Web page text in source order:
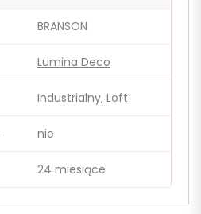
BRANSON
Lumina Deco
Industrialny, Loft
nie
24 miesiące